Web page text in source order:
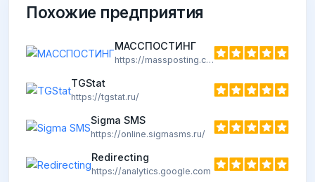
Похожие предприятия
МАССПОСТИНГ
https://massposting.com/
TGStat
https://tgstat.ru/
Sigma SMS
https://online.sigmasms.ru/
Redirecting
https://analytics.google.com